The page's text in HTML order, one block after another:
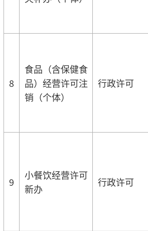
8
食品（含保健食
品）经营许可注
销（个体）
行政许可
9
小餐饮经营许可
新办
行政许可